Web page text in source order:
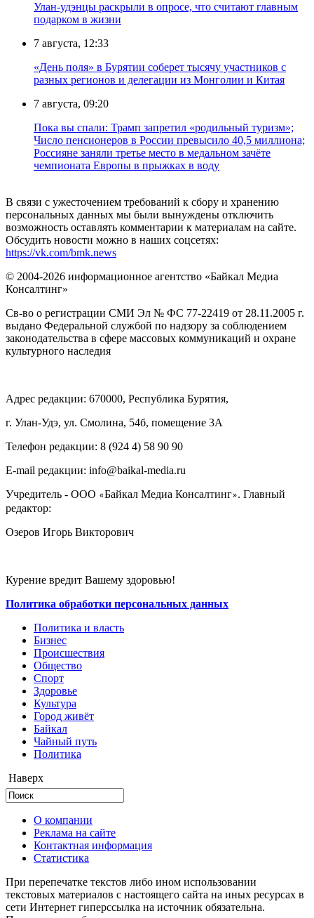
Улан-удэнцы раскрыли в опросе, что считают главным
подарком в жизни
7 августа, 12:33
«День поля» в Бурятии соберет тысячу участников с
разных регионов и делегации из Монголии и Китая
7 августа, 09:20
Пока вы спали: Трамп запретил «родильный туризм»;
Число пенсионеров в России превысило 40,5 миллиона;
Россияне заняли третье место в медальном зачёте
чемпионата Европы в прыжках в воду
В связи с ужесточением требований к сбору и хранению
персональных данных мы были вынуждены отключить
возможность оставлять комментарии к материалам на сайте.
Обсудить новости можно в наших соцсетях:
https://vk.com/bmk.news
© 2004-2026 информационное агентство «Байкал Медиа
Консалтинг»
Св-во о регистрации СМИ Эл № ФС 77-22419 от 28.11.2005 г.
выдано Федеральной службой по надзору за соблюдением
законодательства в сфере массовых коммуникаций и охране
культурного наследия
Адрес редакции: 670000, Республика Бурятия,
г. Улан-Удэ, ул. Смолина, 54б, помещение 3А
Телефон редакции: ‎‎8 (924 4) 58 90 90
E-mail редакции: info@baikal-media.ru
Учредитель - ООО «Байкал Медиа Консалтинг». Главный
редактор:
Озеров Игорь Викторович
Курение вредит Вашему здоровью!
Политика обработки персональных данных
Политика и власть
Бизнес
Происшествия
Общество
Cпорт
Здоровье
Культура
Город живёт
Байкал
Чайный путь
Политика
Наверх
О компании
Реклама на сайте
Контактная информация
Статистика
При перепечатке текстов либо ином использовании
текстовых материалов с настоящего сайта на иных ресурсах в
сети Интернет гиперссылка на источник обязательна.